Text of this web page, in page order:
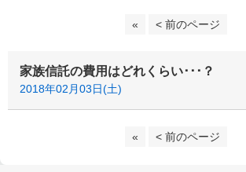
« < 前のページ
家族信託の費用はどれくらい･･･？
2018年02月03日(土)
« < 前のページ